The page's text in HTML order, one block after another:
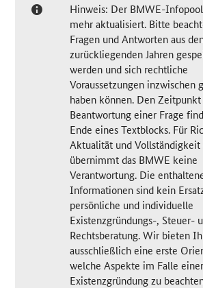
Hinweis: Der BMWE-
mehr aktualisiert. Bitte
Fragen und Antworten aus
zurückliegenden Jahren
werden und sich rechtliche
Voraussetzungen inzwischen
haben können. Den
Beantwortung einer Frage
Ende eines Textblocks. Für
Aktualität und
übernimmt das BMWE keine
Verantwortung. Die
Informationen sind kein
persönliche und individuelle
Existenzgründungs-, Steuer-
Rechtsberatung. Wir bieten
ausschließlich eine erste
welche Aspekte im Falle einer
Existenzgründung zu